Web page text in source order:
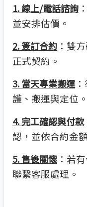
1. 線上/電話諮詢
並安排估價。
2. 簽訂合約 ：雙
正式契約。
3. 當天專業搬運
護、搬運與定位。
4. 完工確認與付款
認，並依合約金
5. 售後關懷 ：若
聯繫客服處理。